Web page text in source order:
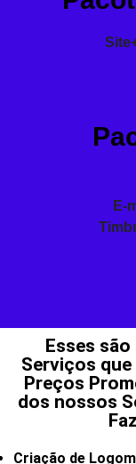
E-
Esses
Serviços que
Preços
dos nossos
Criação de